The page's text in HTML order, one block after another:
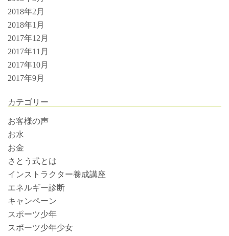
2018年2月
2018年1月
2017年12月
2017年11月
2017年10月
2017年9月
カテゴリー
お客様の声
お水
お金
さとう式とは
インストラクター養成講座
エネルギー診断
キャンペーン
スポーツ少年
スポーツ少年少女